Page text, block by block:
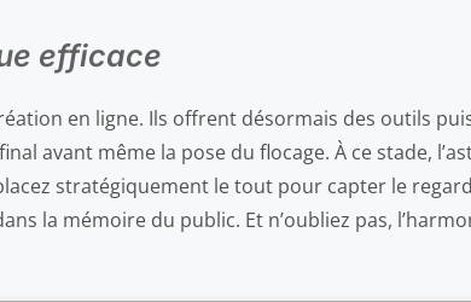
efficace
en ligne. Ils offrent désormais des outils
avant même la pose du flocage. À ce stade,
stratégiquement le tout pour capter le
la mémoire du public. Et n’oubliez pas,